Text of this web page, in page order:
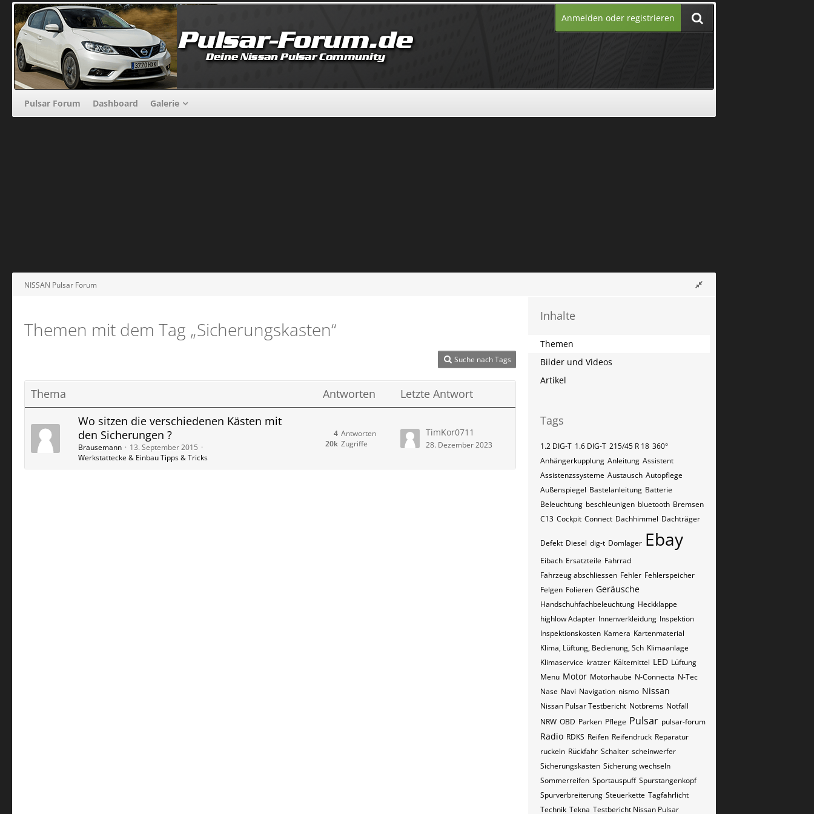
Anmelden oder registrieren
Pulsar Forum Dashboard Galerie
NISSAN Pulsar Forum
Themen mit dem Tag „Sicherungskasten“
Suche nach Tags
Thema Antworten
Letzte Antwort
Wo sitzen die verschiedenen Kästen mit
den Sicherungen ?
Brausemann
13. September 2015
Werkstattecke & Einbau Tipps & Tricks
Antworten
4
Zugriffe
20k
TimKor0711
28. Dezember 2023
Inhalte
Themen
Bilder und Videos
Artikel
Tags
1.2 DIG-T 1.6 DIG-T 215/45 R 18 360°
Anhängerkupplung Anleitung Assistent
Assistenzssysteme Austausch Autopflege
Außenspiegel Bastelanleitung Batterie
Beleuchtung beschleunigen bluetooth Bremsen
C13 Cockpit Connect Dachhimmel Dachträger
Defekt Diesel dig-t Domlager Ebay
Eibach Ersatzteile Fahrrad
Fahrzeug abschliessen Fehler Fehlerspeicher
Felgen Folieren Geräusche
Handschuhfachbeleuchtung Heckklappe
highlow Adapter Innenverkleidung Inspektion
Inspektionskosten Kamera Kartenmaterial
Klima, Lüftung, Bedienung, Sch Klimaanlage
Klimaservice kratzer Kältemittel LED Lüftung
Menu Motor Motorhaube N-Connecta N-Tec
Nase Navi Navigation nismo Nissan
Nissan Pulsar Testbericht Notbrems Notfall
NRW OBD Parken Pflege Pulsar pulsar-forum
Radio RDKS Reifen Reifendruck Reparatur
ruckeln Rückfahr Schalter scheinwerfer
Sicherungskasten Sicherung wechseln
Sommerreifen Sportauspuff Spurstangenkopf
Spurverbreiterung Steuerkette Tagfahrlicht
Technik Tekna Testbericht Nissan Pulsar